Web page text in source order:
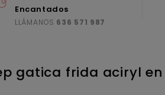
Encantados
LLÁMANOS 636 571 987
gatica frida aciryl